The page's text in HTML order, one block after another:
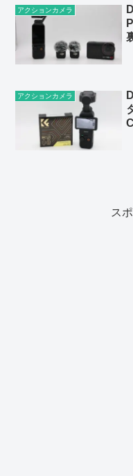
アクションカメラ
アクションカメラ
ス